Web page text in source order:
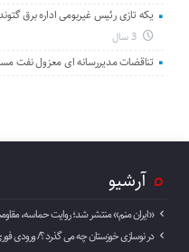
یکه تازی رئیس غیربومی اداره برق
3 سال
تناقضات مدیررسانه ای معزول نفت
آرشیو
«ایران منم» منتشر شد؛ روایت حماسه،
در نوسازی خوزستان چه می گذرد ؟/ ورودی